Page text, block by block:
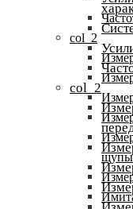
col_2
щупы
col_2